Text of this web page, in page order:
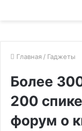
Главная / Гаджеты
Более
200
форум о